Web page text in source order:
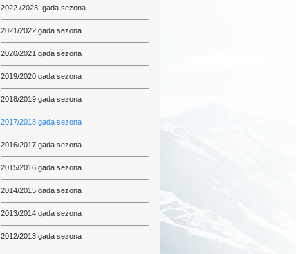
2022./2023. gada sezona
2021/2022 gada sezona
2020/2021 gada sezona
2019/2020 gada sezona
2018/2019 gada sezona
2017/2018 gada sezona
2016/2017 gada sezona
2015/2016 gada sezona
2014/2015 gada sezona
2013/2014 gada sezona
2012/2013 gada sezona